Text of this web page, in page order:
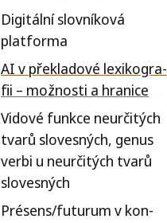
Digitální slov­ní­ko­vá
platforma
AI v pře­kla­do­vé lexi­ko­gra­
fii – mož­nos­ti a hranice
Vidové funk­ce neu­r­či­tých
tva­rů slo­ves­ných, genus
ver­bi u neu­r­či­tých tva­rů
slovesných
Présens/​futurum v kon­